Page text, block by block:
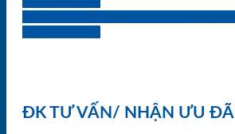
ĐK TƯ VẤN/ NHẬN ƯU ĐÃI